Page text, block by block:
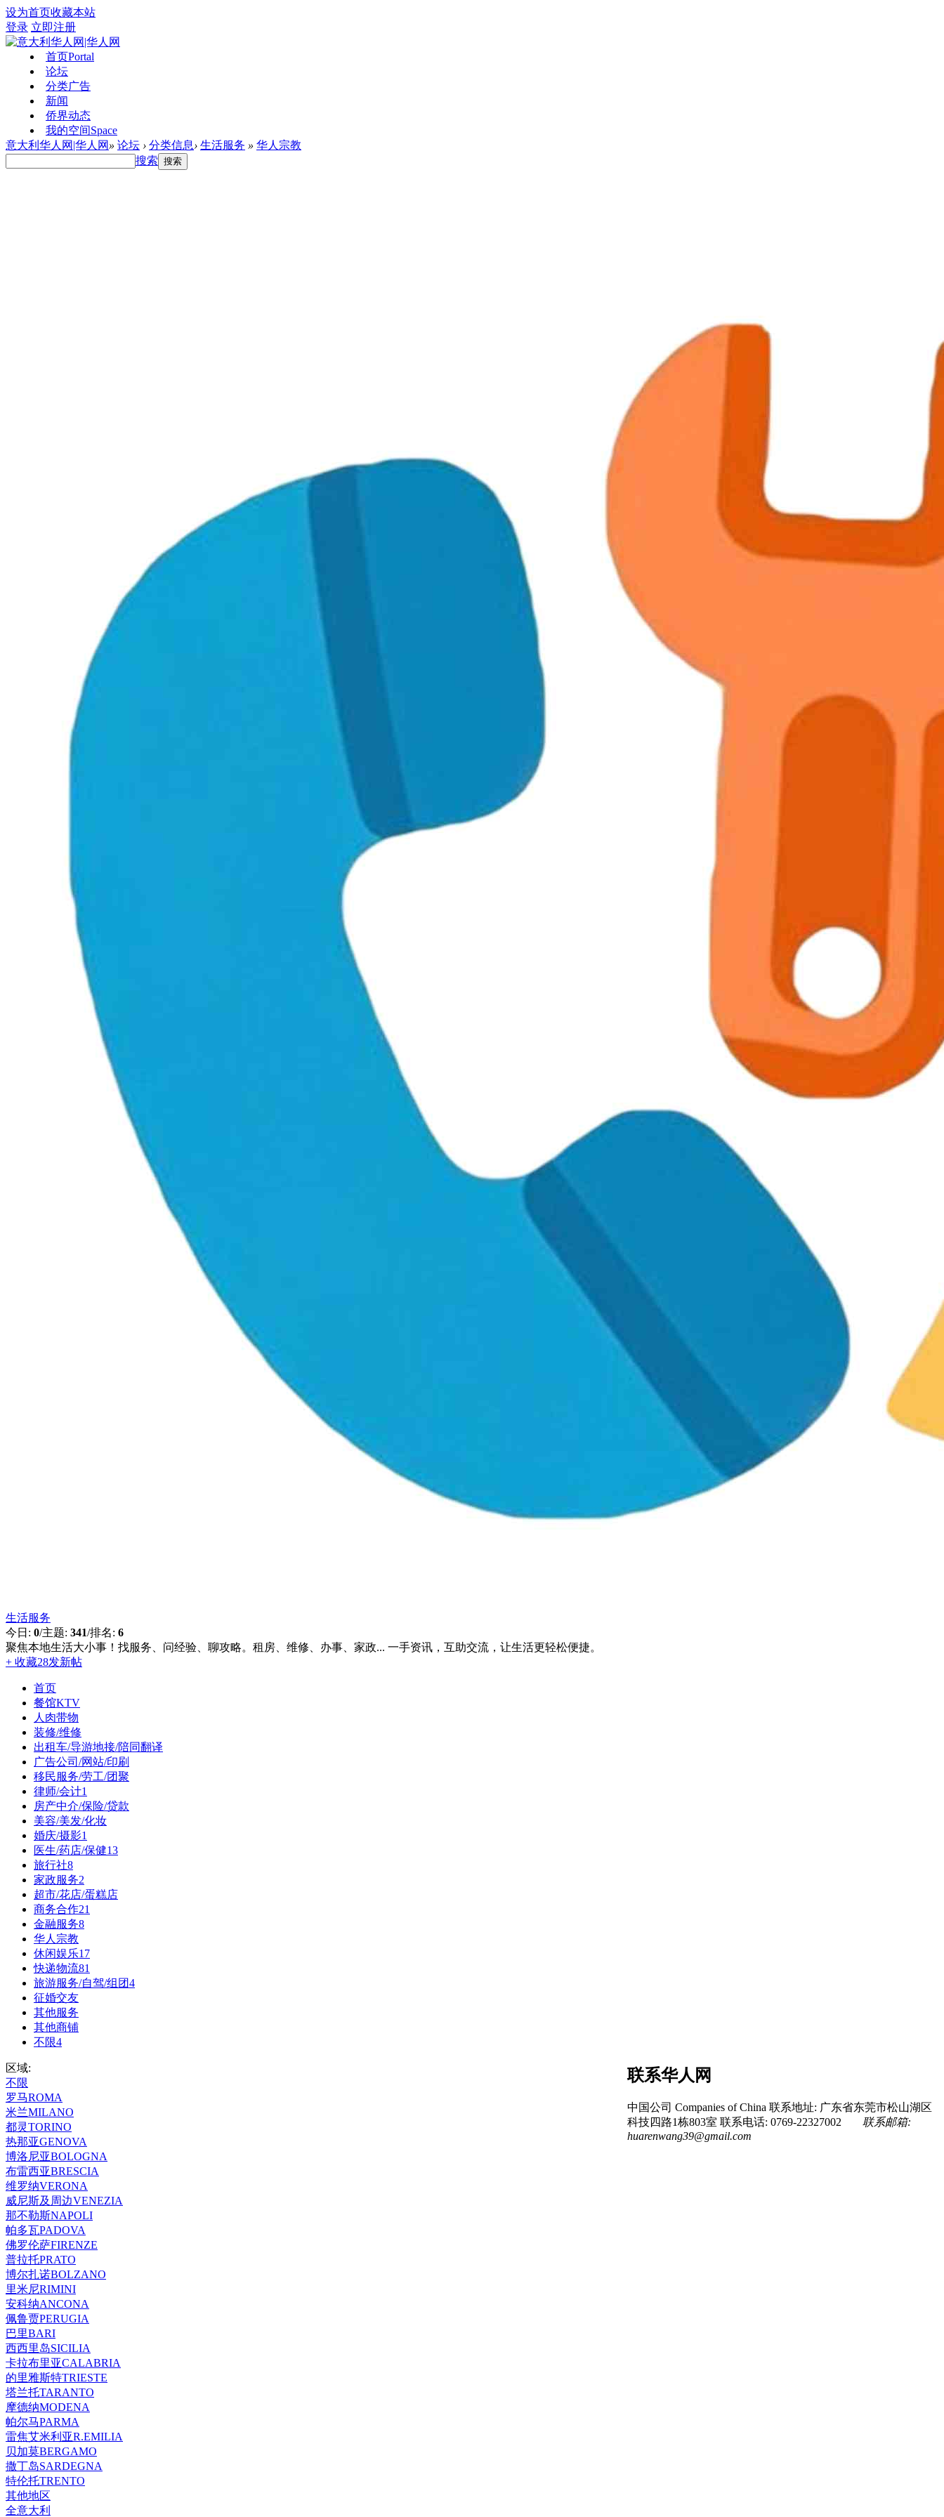
设为首页收藏本站
登录 立即注册
首页Portal
论坛
分类广告
新闻
侨界动态
我的空间Space
意大利华人网|华人网 » 论坛 › 分类信息› 生活服务 » 华人宗教
搜索 搜索
生活服务
今日: 0/主题: 341/排名: 6
聚焦本地生活大小事！找服务、问经验、聊攻略。租房、维修、办事、家政... 一手资讯，互助交流，让生活更轻松便捷。
+ 收藏28发新帖
首页
餐馆KTV
人肉带物
装修/维修
出租车/导游地接/陪同翻译
广告公司/网站/印刷
移民服务/劳工/团聚
律师/会计1
房产中介/保险/贷款
美容/美发/化妆
婚庆/摄影1
医生/药店/保健13
旅行社8
家政服务2
超市/花店/蛋糕店
商务合作21
金融服务8
华人宗教
休闲娱乐17
快递物流81
旅游服务/自驾/组团4
征婚交友
其他服务
其他商铺
不限4
区域:
不限
罗马ROMA
米兰MILANO
都灵TORINO
热那亚GENOVA
博洛尼亚BOLOGNA
布雷西亚BRESCIA
维罗纳VERONA
威尼斯及周边VENEZIA
那不勒斯NAPOLI
帕多瓦PADOVA
佛罗伦萨FIRENZE
普拉托PRATO
博尔扎诺BOLZANO
里米尼RIMINI
安科纳ANCONA
佩鲁贾PERUGIA
巴里BARI
西西里岛SICILIA
卡拉布里亚CALABRIA
的里雅斯特TRIESTE
塔兰托TARANTO
摩德纳MODENA
帕尔马PARMA
雷焦艾米利亚R.EMILIA
贝加莫BERGAMO
撒丁岛SARDEGNA
特伦托TRENTO
其他地区
全意大利
联系华人网
中国公司 Companies of China 联系地址: 广东省东莞市松山湖区
科技四路1栋803室 联系电话: 0769-22327002
联系邮箱:
huarenwang39@gmail.com